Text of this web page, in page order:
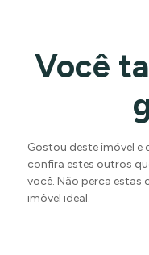
Você
Gostou deste imóvel e
confira estes outros
você. Não perca estas
imóvel ideal.